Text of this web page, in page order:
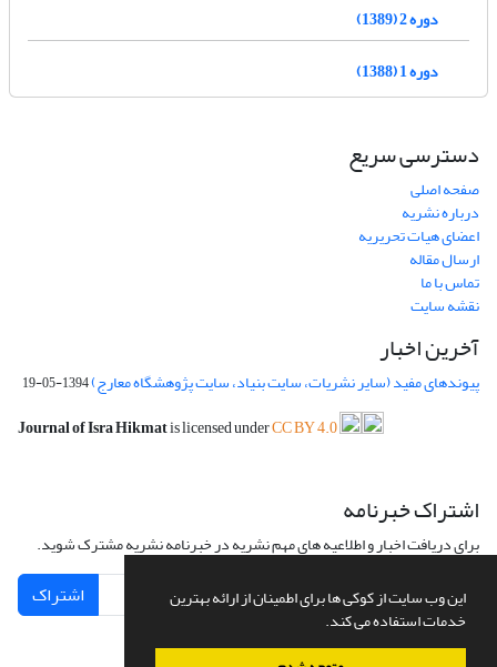
این وب سایت از کوکی ها برای اطمینان از ارائه بهترین
خدمات استفاده می کند.
دوره 2 (1389)
دوره 1 (1388)
دسترسی سریع
صفحه اصلی
درباره نشریه
اعضای هیات تحریریه
ارسال مقاله
تماس با ما
نقشه سایت
آخرین اخبار
پیوندهای مفید (سایر نشریات، سایت بنیاد، سایت پژوهشگاه معارج)1394-05-19
Journal of Isra Hikmatis licensed underCC BY 4.0
اشتراک خبرنامه
برای دریافت اخبار و اطلاعیه های مهم نشریه در خبرنامه نشریه مشترک شوید.
اشتراک